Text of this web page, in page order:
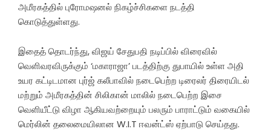
அமீரகத்தில் புரோமஷனல் நிகழ்ச்சிகளை நடத்தி
கொடுத்துள்ளது.
இதைத் தொடர்ந்து, விஜய் சேதுபதி நடிப்பில் விரைவில்
வெளிவரவிருக்கும் ‘மகாராஜா’ படத்திற்கு துபாயில் உள்ள அதி
உயர கட்டிடமான புர்ஜ் கலீபாவில் நடைபெற்ற டிரைலர் திரையிடல்
மற்றும் அமீரகத்தின் சிலிகான் மாலில் நடைபெற்ற இசை
வெளியீட்டு விழா ஆகியவற்றையும் பலரும் பாராட்டும் வகையில்
மெர்லின் தலைமையிலான W.I.T ஈவன்ட்ஸ் ஏற்பாடு செய்தது.